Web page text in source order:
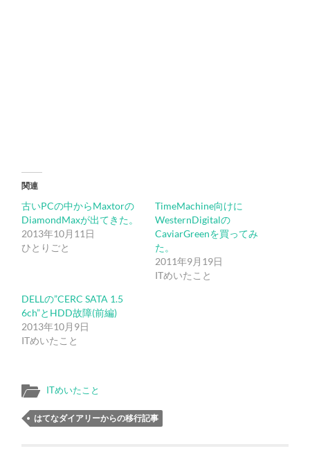
関連
古いPCの中からMaxtorの
DiamondMaxが出てきた。
2013年10月11日
ひとりごと
TimeMachine向けに
WesternDigitalの
CaviarGreenを買ってみ
た。
2011年9月19日
ITめいたこと
DELLの”CERC SATA 1.5
6ch”とHDD故障(前編)
2013年10月9日
ITめいたこと
ITめいたこと
はてなダイアリーからの移行記事